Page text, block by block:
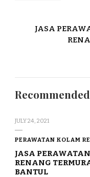
JASA
JULY 24, 2021
PERAWATAN KOLAM
JASA
RENANG
BANTUL